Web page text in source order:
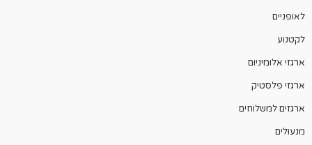
לאופניים
לקטנוע
ארגזי אלומיניום
ארגזי פלסטיק
ארגזים למשלוחים
מנעולים